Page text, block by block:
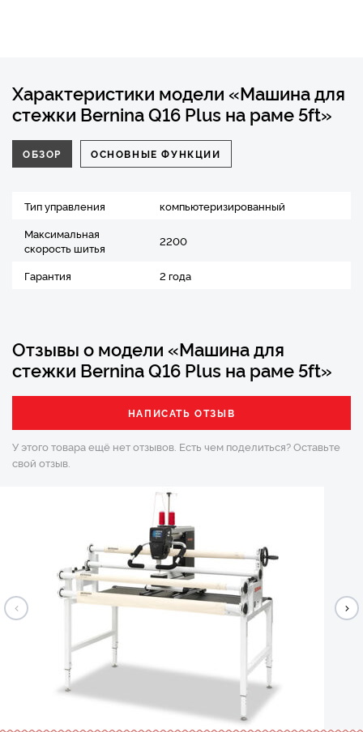
Характеристики модели «Машина для
стежки Bernina Q16 Plus на раме 5ft»
ОБЗОР ОСНОВНЫЕ ФУНКЦИИ
Тип управления
компьютеризированный
Максимальная
скорость шитья
2200
Гарантия 2 года
Отзывы о модели «Машина для
стежки Bernina Q16 Plus на раме 5ft»
НАПИСАТЬ ОТЗЫВ
У этого товара ещё нет отзывов. Есть чем поделиться?Оставьте
свой отзыв.